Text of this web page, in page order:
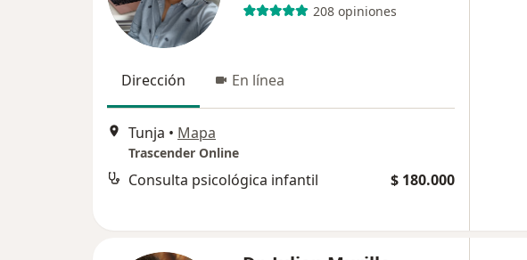
208 opiniones
Dirección En línea
Tunja • Mapa
Trascender Online
Consulta psicológica infantil $ 180.000